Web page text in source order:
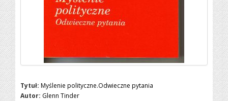
Tytuł: Myślenie polityczne.Odwieczne pytania
Autor: Glenn Tinder